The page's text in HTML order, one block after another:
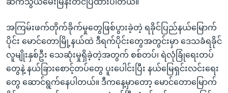
အကြမ်းဖက်တိုက်ခိုက်မှုတွေဖြစ်ပွားခဲ့တဲ့ ရခိုင်ပြည်နယ်မြောက်
ပိုင်း မောင်တောမြို့နယ်ထဲ ဒီရက်ပိုင်းတွေအတွင်းမှာ ဒေသခံရခိုင်
လူမျိုးနှစ်ဦး သေဆုံးမှုရှိခဲ့တဲ့အတွက် စစ်တပ်၊ ရဲလုံခြုံရေးတပ်
တွေနဲ့ နယ်ခြားစောင့်တပ်တွေ ပူးပေါင်းပြီး နယ်မြေရှင်းလင်းရေး
တွေ ဆောင်ရွက်နေပါတယ်။ ဒီကနေ့မှာတော့ မောင်တောမြောက်